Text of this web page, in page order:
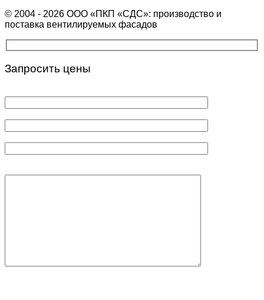
© 2004 - 2026 ООО «ПКП «СДС»: производство и
поставка вентилируемых фасадов
Запросить цены